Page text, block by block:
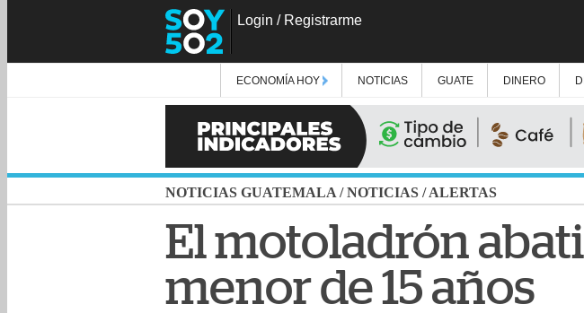
Login / Registrarme
ECONOMÍA HOY NOTICIAS GUATE DINERO
NOTICIAS GUATEMALA /NOTICIAS /ALERTAS
El motoladrón
menor de 15 años